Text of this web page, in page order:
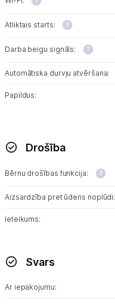
Atliktais starts:
Darba beigu signāls:
Automātiska durvju atvēršana:
Papildus:
Drošība
Bērnu drošības funkcija:
Aizsardzība pret ūdens noplūdi:
Ieteikums:
Svars
Ar iepakojumu: